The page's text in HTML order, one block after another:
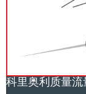
科里奥利质量流